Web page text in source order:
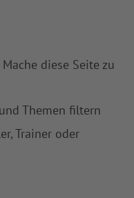
diese Seite zu
Themen filtern
Trainer oder